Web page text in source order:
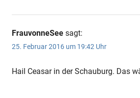
FrauvonneSee sagt:
25. Februar 2016 um 19:42 Uhr
Hail Ceasar in der Schauburg. Das